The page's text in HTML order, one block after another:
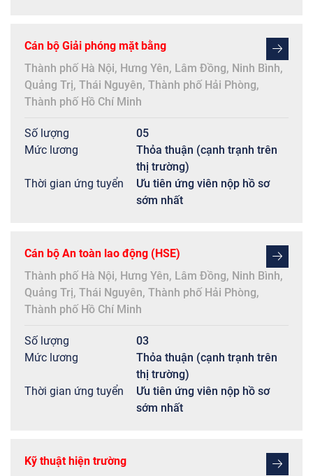
Cán bộ Giải phóng mặt bằng
Thành phố Hà Nội, Hưng Yên, Lâm Đồng, Ninh Bình,
Quảng Trị, Thái Nguyên, Thành phố Hải Phòng,
Thành phố Hồ Chí Minh
Số lượng
05
Mức lương
Thỏa thuận (cạnh trạnh trên
thị trường)
Thời gian ứng tuyển
Ưu tiên ứng viên nộp hồ sơ
sớm nhất
Cán bộ An toàn lao động (HSE)
Thành phố Hà Nội, Hưng Yên, Lâm Đồng, Ninh Bình,
Quảng Trị, Thái Nguyên, Thành phố Hải Phòng,
Thành phố Hồ Chí Minh
Số lượng
03
Mức lương
Thỏa thuận (cạnh trạnh trên
thị trường)
Thời gian ứng tuyển
Ưu tiên ứng viên nộp hồ sơ
sớm nhất
Kỹ thuật hiện trường